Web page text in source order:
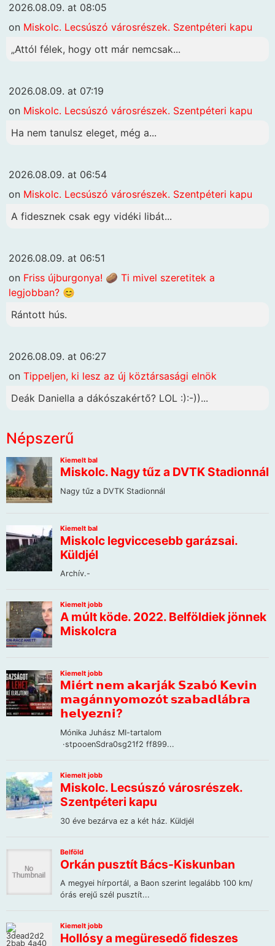
2026.08.09. at 08:05
on Miskolc. Lecsúszó városrészek. Szentpéteri kapu
„Attól félek, hogy ott már nemcsak...
2026.08.09. at 07:19
on Miskolc. Lecsúszó városrészek. Szentpéteri kapu
Ha nem tanulsz eleget, még a...
2026.08.09. at 06:54
on Miskolc. Lecsúszó városrészek. Szentpéteri kapu
A fidesznek csak egy vidéki libát...
2026.08.09. at 06:51
on Friss újburgonya! 🥔 Ti mivel szeretitek a
legjobban? 😊
Rántott hús.
2026.08.09. at 06:27
on Tippeljen, ki lesz az új köztársasági elnök
Deák Daniella a dákószakértő? LOL :):-))...
Népszerű